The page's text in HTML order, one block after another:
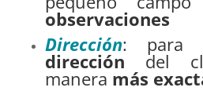
observaciones
Dirección: para
dirección del
manera más